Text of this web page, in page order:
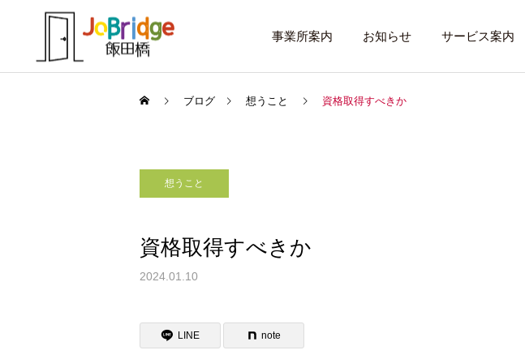
事業所案内 お知らせ サービス案内
働き続けるための土台
ブログ 想うこと 資格取得すべきか
想うこと
資格取得すべきか
2024.01.10
LINE note